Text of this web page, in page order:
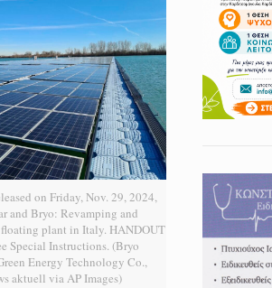
on Friday, Nov. 29, 2024,
and Bryo: Revamping and
plant in Italy. HANDOUT
Special Instructions. (Bryo
Energy Technology Co.,
aktuell via AP Images)